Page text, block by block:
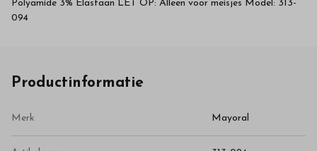
Polyamide 3% Elastaan LET OP: Alleen voor meisjes Model: 313-
094
Productinformatie
Merk Mayoral